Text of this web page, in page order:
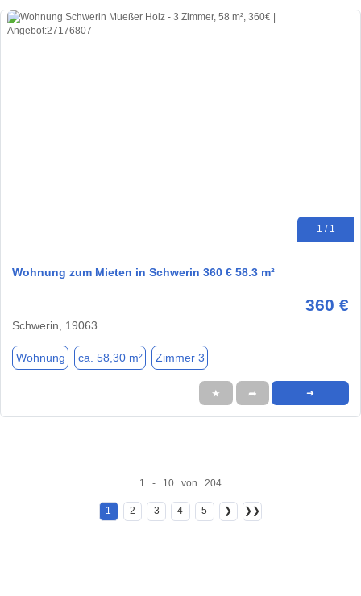
1 / 1
Wohnung zum Mieten in Schwerin 360 € 58.3 m²
360 €
Schwerin, 19063
Wohnung ca. 58,30 m² Zimmer 3
★ ➦ ➜
1 - 10 von 204
1 2 3 4 5 ❯ ❯❯